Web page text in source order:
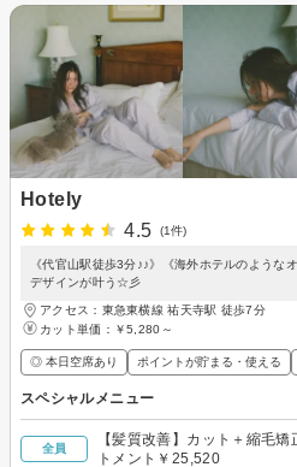
Hotely
4.5
(1件)
《代官山駅徒歩3分♪♪》《海外ホテルのよう
デザインが叶う☆彡
アクセス：東急東横線 祐天寺駅 徒歩7分
カット単価： ￥5,280～
◎ 本日空席あり ポイントが貯まる・使える
スペシャルメニュー
全員
【髪質改善】カット＋縮毛
トメント￥25,520